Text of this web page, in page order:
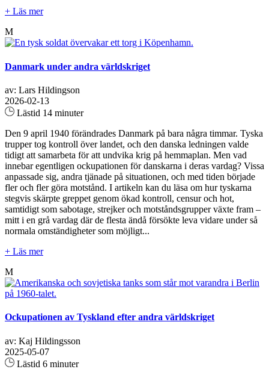
+ Läs mer
M
Danmark under andra världskriget
av: Lars Hildingson
2026-02-13
Lästid 14 minuter
Den 9 april 1940 förändrades Danmark på bara några timmar. Tyska
trupper tog kontroll över landet, och den danska ledningen valde
tidigt att samarbeta för att undvika krig på hemmaplan. Men vad
innebar egentligen ockupationen för danskarna i deras vardag? Vissa
anpassade sig, andra tjänade på situationen, och med tiden började
fler och fler göra motstånd. I artikeln kan du läsa om hur tyskarna
stegvis skärpte greppet genom ökad kontroll, censur och hot,
samtidigt som sabotage, strejker och motståndsgrupper växte fram –
mitt i en grå vardag där de flesta ändå försökte leva vidare under så
normala omständigheter som möjligt...
+ Läs mer
M
Ockupationen av Tyskland efter andra världskriget
av: Kaj Hildingsson
2025-05-07
Lästid 6 minuter